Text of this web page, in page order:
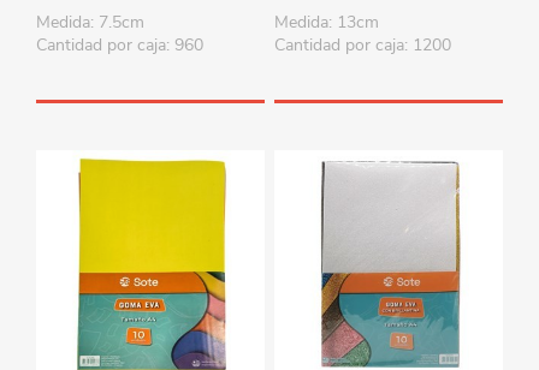
Medida: 7.5cm
Cantidad por caja: 960
Medida: 13cm
Cantidad por caja: 1200